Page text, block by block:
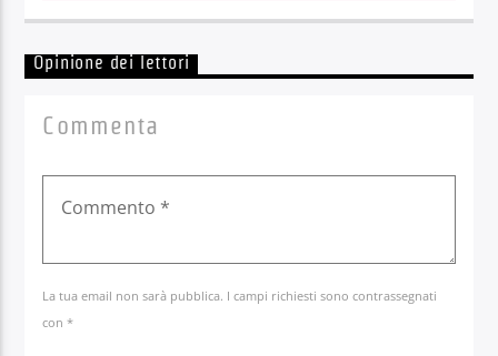
Opinione dei lettori
Commenta
La tua email non sarà pubblica. I campi richiesti sono contrassegnati
con *